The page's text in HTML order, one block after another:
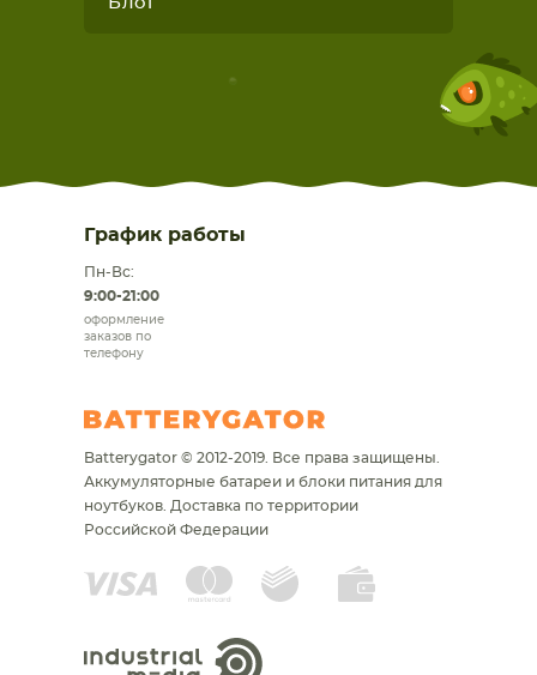
График работы
Пн-Вс:
9:00-21:00
оформление
заказов по
телефону
Batterygator © 2012-2019. Все права защищены.
Аккумуляторные батареи и блоки питания для
ноутбуков. Доставка по территории
Российской Федерации